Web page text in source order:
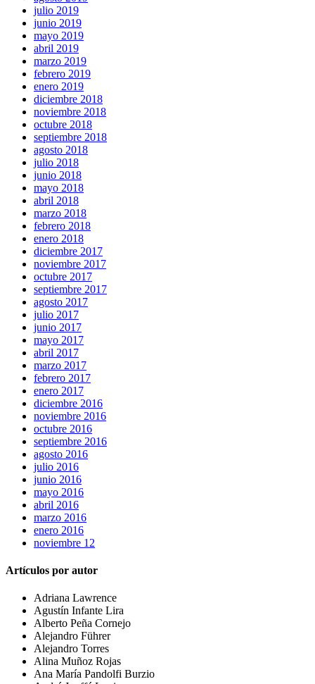
julio 2019
junio 2019
mayo 2019
abril 2019
marzo 2019
febrero 2019
enero 2019
diciembre 2018
noviembre 2018
octubre 2018
septiembre 2018
agosto 2018
julio 2018
junio 2018
mayo 2018
abril 2018
marzo 2018
febrero 2018
enero 2018
diciembre 2017
noviembre 2017
octubre 2017
septiembre 2017
agosto 2017
julio 2017
junio 2017
mayo 2017
abril 2017
marzo 2017
febrero 2017
enero 2017
diciembre 2016
noviembre 2016
octubre 2016
septiembre 2016
agosto 2016
julio 2016
junio 2016
mayo 2016
abril 2016
marzo 2016
enero 2016
noviembre 12
Artículos por autor
Adriana Lawrence
Agustín Infante Lira
Alberto Peña Cornejo
Alejandro Führer
Alejandro Torres
Alina Muñoz Rojas
Ana María Pandolfi Burzio